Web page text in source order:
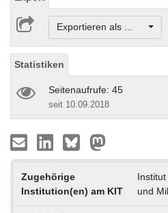
Exportieren als ...
Statistiken
Seitenaufrufe: 45
seit 10.09.2018
Zugehörige
Institution(en) am KIT
und